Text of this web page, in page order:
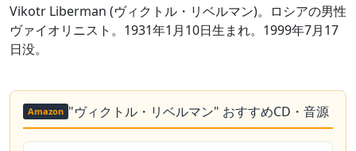
Vikotr Liberman (ヴィクトル・リベルマン)。ロシアの男性
ヴァイオリニスト。1931年1月10日生まれ。1999年7月17
日没。
Amazon "ヴィクトル・リベルマン" おすすめCD・音源